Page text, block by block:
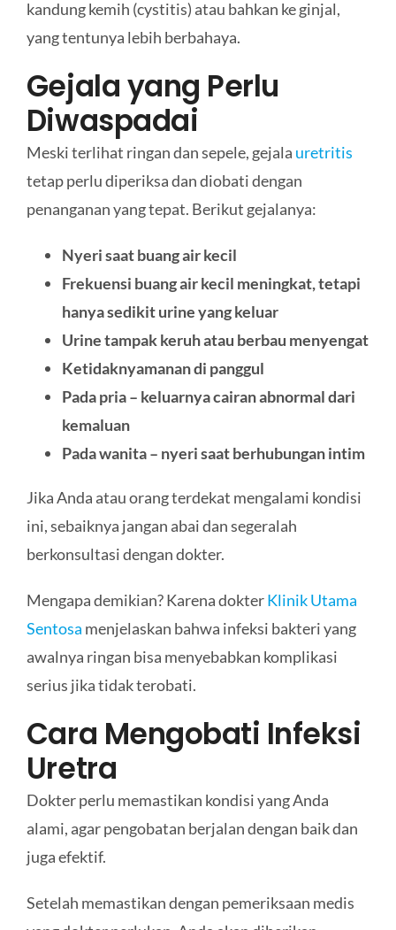
kandung kemih (cystitis) atau bahkan ke ginjal,
yang tentunya lebih berbahaya.
Gejala yang Perlu
Diwaspadai
Meski terlihat ringan dan sepele, gejala uretritis
tetap perlu diperiksa dan diobati dengan
penanganan yang tepat. Berikut gejalanya:
Nyeri saat buang air kecil
Frekuensi buang air kecil meningkat, tetapi
hanya sedikit urine yang keluar
Urine tampak keruh atau berbau menyengat
Ketidaknyamanan di panggul
Pada pria – keluarnya cairan abnormal dari
kemaluan
Pada wanita – nyeri saat berhubungan intim
Jika Anda atau orang terdekat mengalami kondisi
ini, sebaiknya jangan abai dan segeralah
berkonsultasi dengan dokter.
Mengapa demikian? Karena dokterKlinik Utama
Sentosa menjelaskan bahwa infeksi bakteri yang
awalnya ringan bisa menyebabkan komplikasi
serius jika tidak terobati.
Cara Mengobati Infeksi
Uretra
Dokter perlu memastikan kondisi yang Anda
alami, agar pengobatan berjalan dengan baik dan
juga efektif.
Setelah memastikan dengan pemeriksaan medis